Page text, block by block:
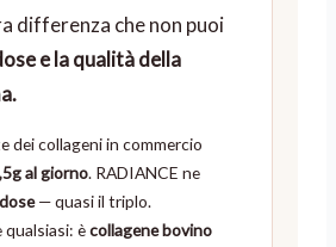
differenza che non puoi
e la qualità della
dei collageni in commercio
al giorno. RADIANCE ne
— quasi il triplo.
qualsiasi: ècollagene bovino